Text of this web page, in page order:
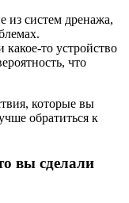
из систем дренажа,
то устройство
что
которые вы
обратиться к
вы сделали